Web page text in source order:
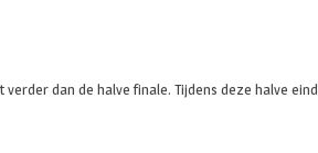
dan de halve finale. Tijdens deze halve